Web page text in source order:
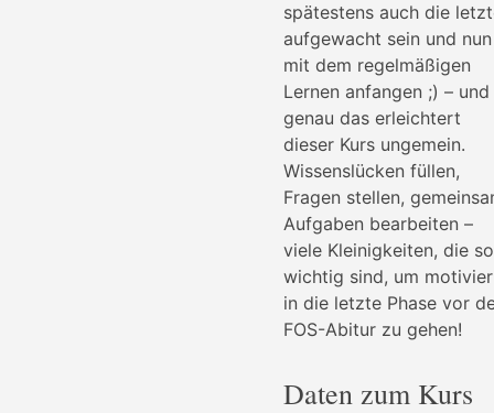
spätestens auch die
aufgewacht sein und nun
mit dem regelmäßigen
Lernen anfangen ;) – und
genau das erleichtert
dieser Kurs ungemein.
Wissenslücken füllen,
Fragen stellen,
Aufgaben bearbeiten –
viele Kleinigkeiten, die so
wichtig sind, um
in die letzte Phase vor
FOS-Abitur zu gehen!
Daten zum Kurs